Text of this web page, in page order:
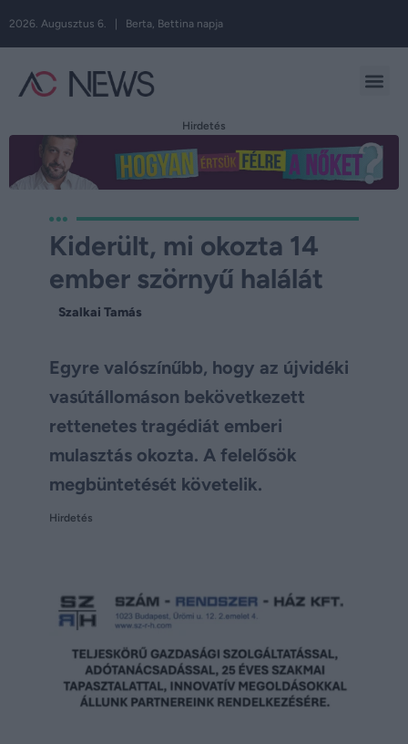
2026. Augusztus 6. | Berta, Bettina napja
Hirdetés
Kiderült, mi okozta 14
ember szörnyű halálát
Szalkai Tamás
Egyre valószínűbb, hogy az újvidéki
vasútállomáson bekövetkezett
rettenetes tragédiát emberi
mulasztás okozta. A felelősök
megbüntetését követelik.
Hirdetés